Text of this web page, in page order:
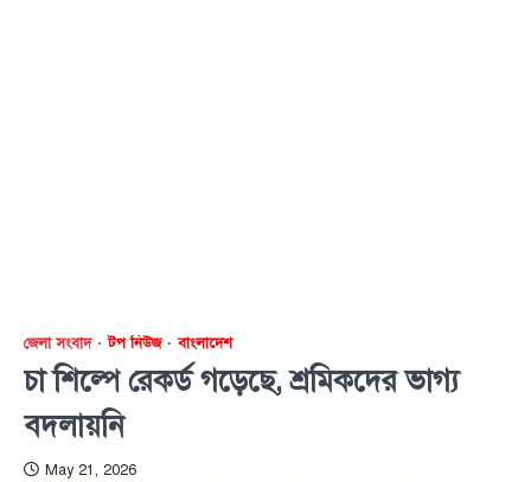
জেলা সংবাদ টপ নিউজ বাংলাদেশ
চা শিল্পে রেকর্ড গড়েছে, শ্রমিকদের ভাগ্য
বদলায়নি
May 21, 2026